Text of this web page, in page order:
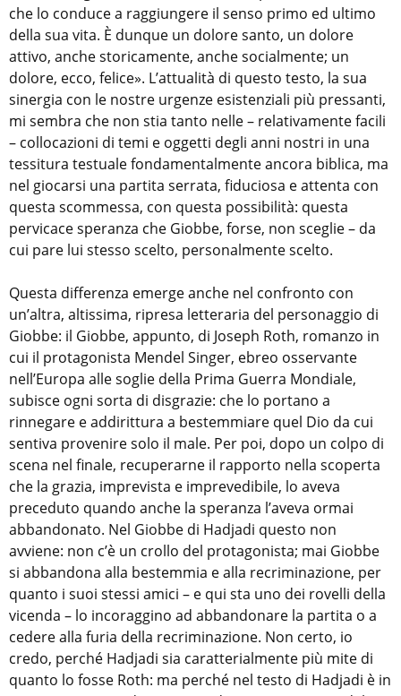
che lo conduce a raggiungere il senso primo ed ultimo
della sua vita. È dunque un dolore santo, un dolore
attivo, anche storicamente, anche socialmente; un
dolore, ecco, felice». L’attualità di questo testo, la sua
sinergia con le nostre urgenze esistenziali più pressanti,
mi sembra che non stia tanto nelle – relativamente facili
– collocazioni di temi e oggetti degli anni nostri in una
tessitura testuale fondamentalmente ancora biblica, ma
nel giocarsi una partita serrata, fiduciosa e attenta con
questa scommessa, con questa possibilità: questa
pervicace speranza che Giobbe, forse, non sceglie – da
cui pare lui stesso scelto, personalmente scelto.
Questa differenza emerge anche nel confronto con
un’altra, altissima, ripresa letteraria del personaggio di
Giobbe: il Giobbe, appunto, di Joseph Roth, romanzo in
cui il protagonista Mendel Singer, ebreo osservante
nell’Europa alle soglie della Prima Guerra Mondiale,
subisce ogni sorta di disgrazie: che lo portano a
rinnegare e addirittura a bestemmiare quel Dio da cui
sentiva provenire solo il male. Per poi, dopo un colpo di
scena nel finale, recuperarne il rapporto nella scoperta
che la grazia, imprevista e imprevedibile, lo aveva
preceduto quando anche la speranza l’aveva ormai
abbandonato. Nel Giobbe di Hadjadi questo non
avviene: non c’è un crollo del protagonista; mai Giobbe
si abbandona alla bestemmia e alla recriminazione, per
quanto i suoi stessi amici – e qui sta uno dei rovelli della
vicenda – lo incoraggino ad abbandonare la partita o a
cedere alla furia della recriminazione. Non certo, io
credo, perché Hadjadi sia caratterialmente più mite di
quanto lo fosse Roth: ma perché nel testo di Hadjadi è in